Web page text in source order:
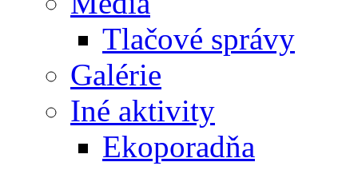
Tlačové správy
Galérie
Iné aktivity
Ekoporadňa